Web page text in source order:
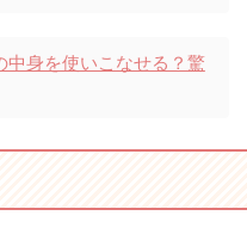
中身を使いこなせる？驚